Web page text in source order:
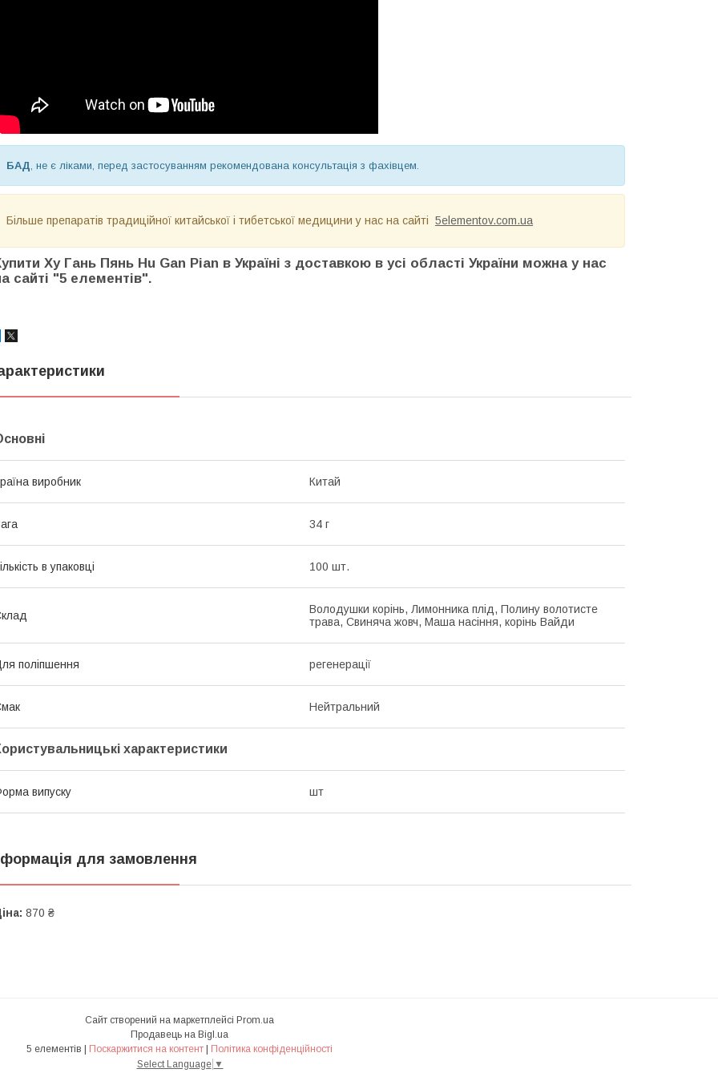
БАД , не є ліками, перед застосуванням рекомендована консультація з фахівцем.
Більше препаратів традиційної китайської і тибетської медицини у нас на сайті 5elementov.com.ua
Ху Гань Пянь Hu Gan Pian в Україні з доставкою в усі області України можна у нас
сайті "5 елементів".
виробник Китай
34 г
в упаковці 100 шт.
Володушки корінь, Лимонника плід, Полину волотисте
трава, Свиняча жовч, Маша насіння, корінь Вайди
поліпшення регенерації
Нейтральний
характеристики
випуску шт
для замовлення
870 ₴
Сайт створений на маркетплейсі Prom.ua
Продавець на Bigl.ua
5 елементів | Поскаржитися на контент | Політика конфіденційності
Select Language ▼